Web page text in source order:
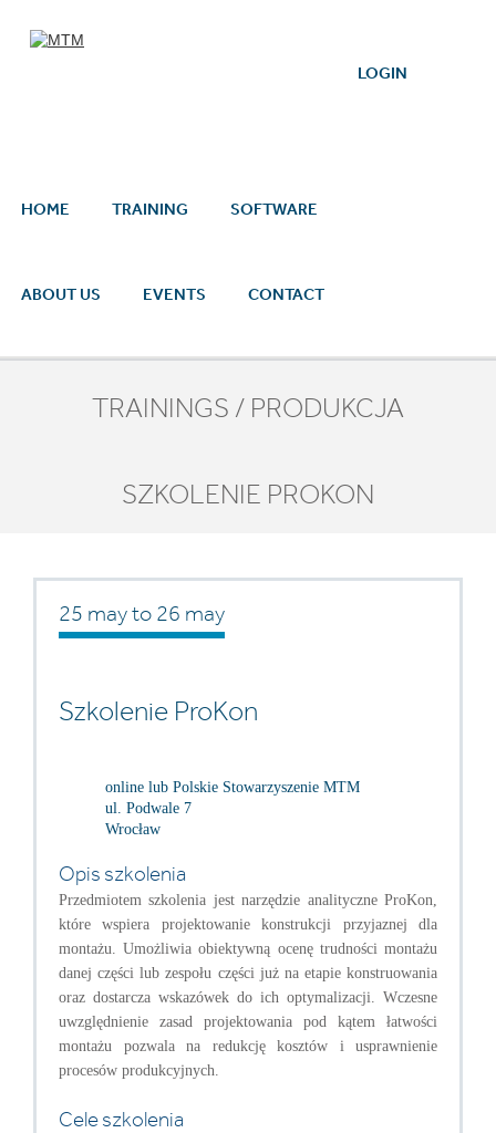
LOGIN
HOME TRAINING SOFTWARE
ABOUT US EVENTS CONTACT
TRAININGS / PRODUKCJA
SZKOLENIE PROKON
25 mayto 26 may
Szkolenie ProKon
online lub Polskie Stowarzyszenie MTM
ul. Podwale 7
Wrocław
Opis szkolenia
Przedmiotem szkolenia jest narzędzie analityczne ProKon,
które wspiera projektowanie konstrukcji przyjaznej dla
montażu. Umożliwia obiektywną ocenę trudności montażu
danej części lub zespołu części już na etapie konstruowania
oraz dostarcza wskazówek do ich optymalizacji. Wczesne
uwzględnienie zasad projektowania pod kątem łatwości
montażu pozwala na redukcję kosztów i usprawnienie
procesów produkcyjnych.
Cele szkolenia